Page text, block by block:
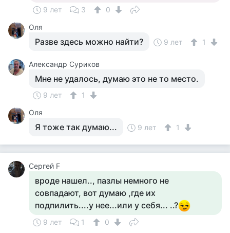
9 лет 3
0
Оля
Разве здесь можно найти? 9 лет 1
Александр Суриков
Мне не удалось, думаю это не то место.
9 лет
1
Оля
Я тоже так думаю... 9 лет 1
Сергей F
вроде нашел.., пазлы немного не
совпадают, вот думаю ,где их
подпилить....у нее...или у себя... ..?
9 лет 1 0